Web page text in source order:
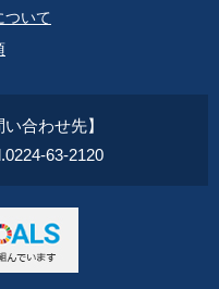
ついて
合わせ先】
63-2120